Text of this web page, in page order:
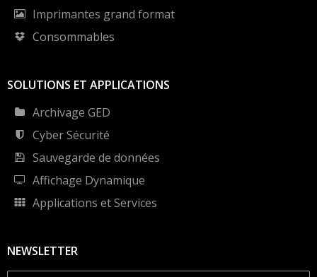
Imprimantes grand format
Consommables
SOLUTIONS ET APPLICATIONS
Archivage GED
Cyber Sécurité
Sauvegarde de données
Affichage Dynamique
Applications et Services
NEWSLETTER